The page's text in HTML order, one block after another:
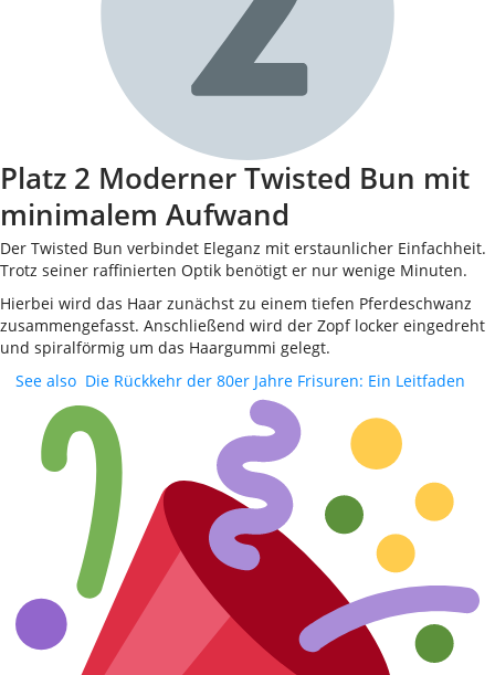
Platz 2 Moderner Twisted Bun mit
minimalem Aufwand
Der Twisted Bun verbindet Eleganz mit erstaunlicher Einfachheit.
Trotz seiner raffinierten Optik benötigt er nur wenige Minuten.
Hierbei wird das Haar zunächst zu einem tiefen Pferdeschwanz
zusammengefasst. Anschließend wird der Zopf locker eingedreht
und spiralförmig um das Haargummi gelegt.
See also Die Rückkehr der 80er Jahre Frisuren: Ein Leitfaden